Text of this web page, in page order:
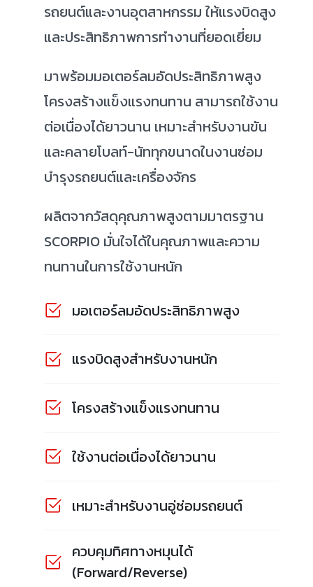
รถยนต์และงานอุตสาหกรรม ให้แรงบิดสูง
และประสิทธิภาพการทำงานที่ยอดเยี่ยม
มาพร้อมมอเตอร์ลมอัดประสิทธิภาพสูง
โครงสร้างแข็งแรงทนทาน สามารถใช้งาน
ต่อเนื่องได้ยาวนาน เหมาะสำหรับงานขัน
และคลายโบลท์-นัททุกขนาดในงานซ่อม
บำรุงรถยนต์และเครื่องจักร
ผลิตจากวัสดุคุณภาพสูงตามมาตรฐาน
SCORPIO มั่นใจได้ในคุณภาพและความ
ทนทานในการใช้งานหนัก
มอเตอร์ลมอัดประสิทธิภาพสูง
แรงบิดสูงสำหรับงานหนัก
โครงสร้างแข็งแรงทนทาน
ใช้งานต่อเนื่องได้ยาวนาน
เหมาะสำหรับงานอู่ซ่อมรถยนต์
ควบคุมทิศทางหมุนได้
(Forward/Reverse)